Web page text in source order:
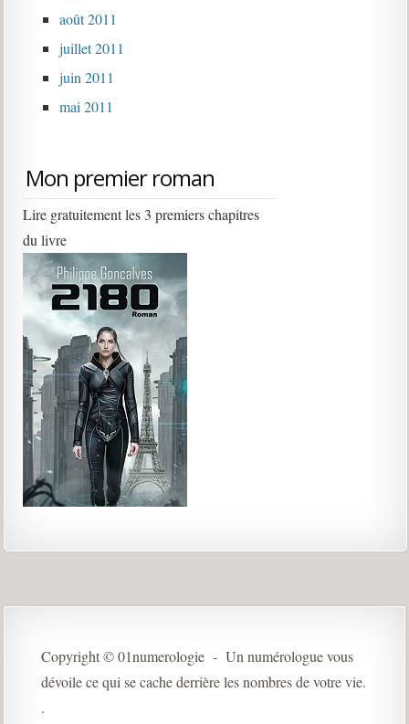
août 2011
juillet 2011
juin 2011
mai 2011
Mon premier roman
Lire gratuitement les 3 premiers chapitres
du livre
Copyright © 01numerologie - Un numérologue vous
dévoile ce qui se cache derrière les nombres de votre vie.
.